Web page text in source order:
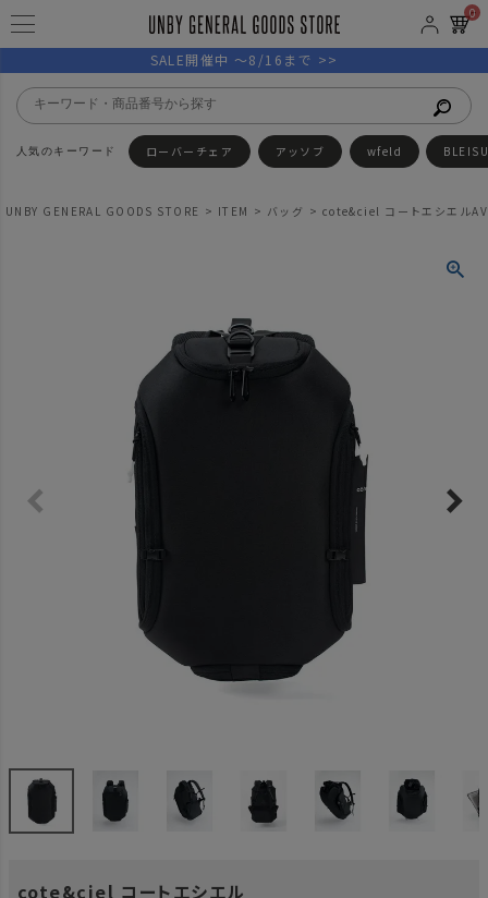
0
SALE開催中 ～8/16まで >>
ローバーチェア アッソブ wfeld
UNBY GENERAL GOODS STORE ITEM バッグ cote&ciel コートエシエル
cote&ciel コートエシエル